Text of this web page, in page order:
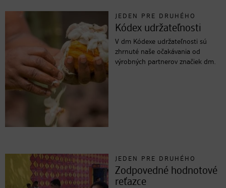
JEDEN PRE DRUHÉHO
Kódex udržateľnosti
V dm Kódexe udržateľnosti sú
zhrnuté naše očakávania od
výrobných partnerov značiek dm.
JEDEN PRE DRUHÉHO
Zodpovedné hodnotové
reťazce